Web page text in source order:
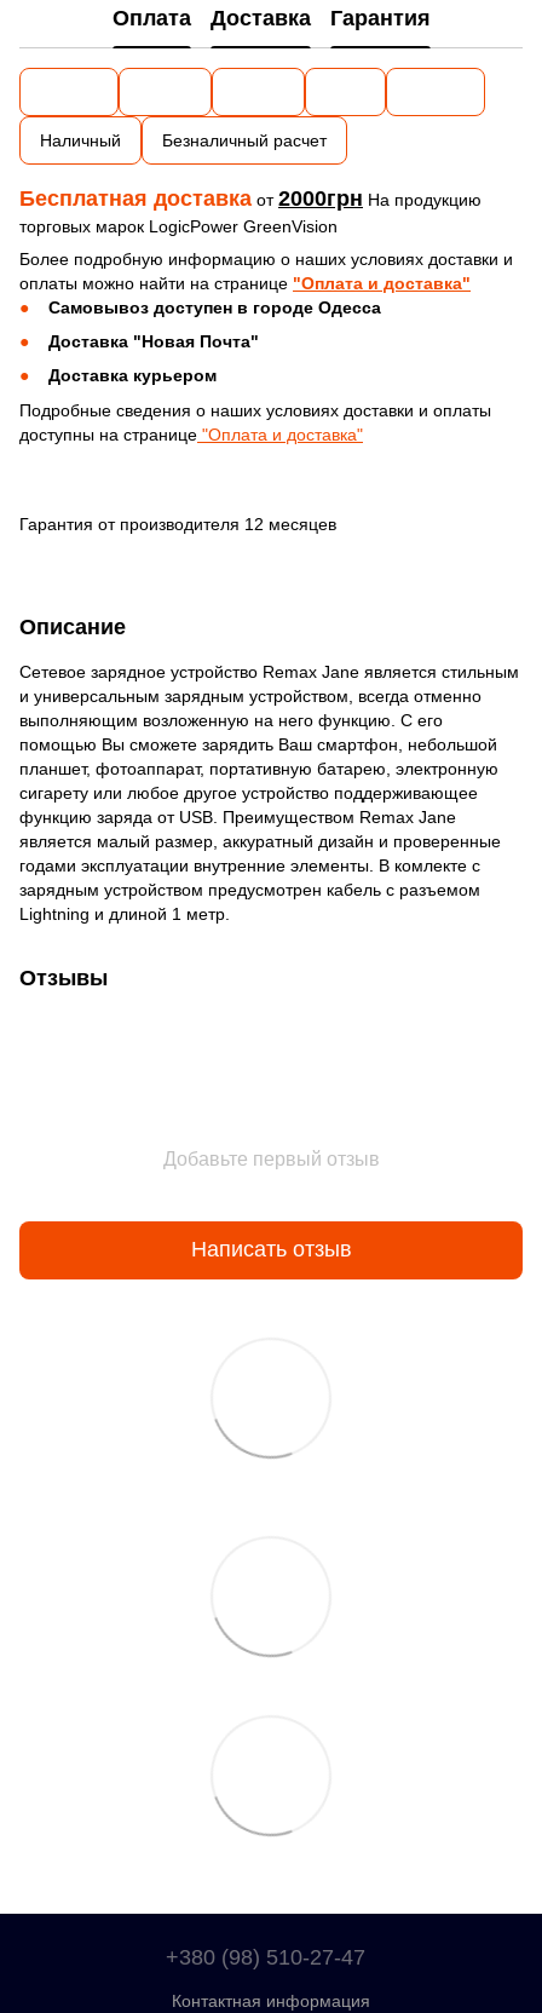
Описание
Сетевое зарядное устройство Remax Jane является стильным
и универсальным зарядным устройством, всегда отменно
выполняющим возложенную на него функцию. С его
помощью Вы сможете зарядить Ваш смартфон, небольшой
планшет, фотоаппарат, портативную батарею, электронную
сигарету или любое другое устройство поддерживающее
функцию заряда от USB. Преимуществом Remax Jane
является малый размер, аккуратный дизайн и проверенные
годами эксплуатации внутренние элементы. В комлекте с
зарядным устройством предусмотрен кабель с разъемом
Lightning и длиной 1 метр.
Отзывы
Добавьте первый отзыв
Написать отзыв
Оплата Доставка Гарантия
Наличный Безналичный расчет
Бесплатная доставка от2000грн На продукцию
торговых марок LogicPower GreenVision
Более подробную информацию о наших условиях доставки и
оплаты можно найти на странице "Оплата и доставка"
Самовывоз доступен в городе Одесса
Доставка "Новая Почта"
Доставка курьером
Подробные сведения о наших условиях доставки и оплаты
доступны на странице "Оплата и доставка"
Гарантия от производителя 12 месяцев
+380 (98) 510-27-47
Контактная информация